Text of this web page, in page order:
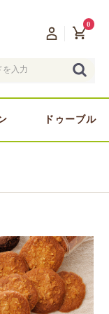
0
ドゥーブル